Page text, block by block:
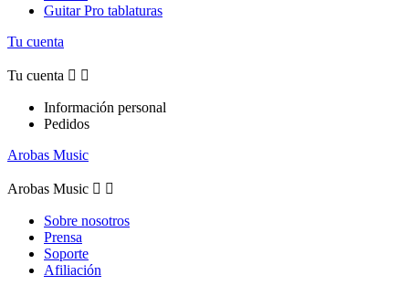
Guitar Pro tablaturas
Tu cuenta
Tu cuenta  
Información personal
Pedidos
Arobas Music
Arobas Music  
Sobre nosotros
Prensa
Soporte
Afiliación